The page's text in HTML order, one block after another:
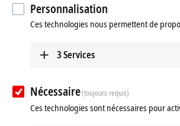
MD6xxx | DC link power supplies
the drive modules.
Learn more
Personnalisation
Ces technologies nous permettent de
3Services
Nécessaire(toujours requis)
Ces technologies sont nécessaires pour